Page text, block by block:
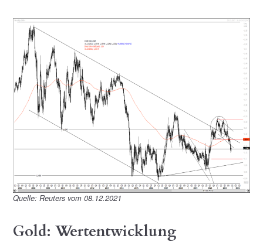
Quelle: Reuters vom 08.12.2021
Gold: Wertentwicklung